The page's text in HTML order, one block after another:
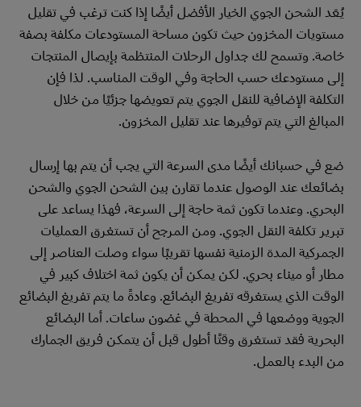
يُعَد الشحن الجوي الخيار الأفضل أيضًا إذا كنت ترغب في تقليل
مستويات المخزون حيث تكون مساحة المستودعات مكلفة بصفة
خاصة. وتسمح لك جداول الرحلات المنتظمة بإيصال المنتجات
إلى مستودعك حسب الحاجة وفي الوقت المناسب. لذا فإن
التكلفة الإضافية للنقل الجوي يتم تعويضها جزئيًا من خلال
المبالغ التي يتم توفيرها عند تقليل المخزون.
ضع في حسبانك أيضًا مدى السرعة التي يجب أن يتم بها إرسال
بضائعك عند الوصول عندما تقارن بين الشحن الجوي والشحن
البحري. وعندما تكون ثمة حاجة إلى السرعة، فهذا يساعد على
تبرير تكلفة النقل الجوي. ومن المرجح أن تستغرق العمليات
الجمركية المدة الزمنية نفسها تقريبًا سواء وصلت العناصر إلى
مطار أو ميناء بحري. لكن يمكن أن يكون ثمة اختلاف كبير في
الوقت الذي يستغرقه تفريغ البضائع. وعادةً ما يتم تفريغ البضائع
الجوية ووضعها في المحطة في غضون ساعات. أما البضائع
البحرية فقد تستغرق وقتًا أطول قبل أن يتمكن فريق الجمارك
من البدء بالعمل.